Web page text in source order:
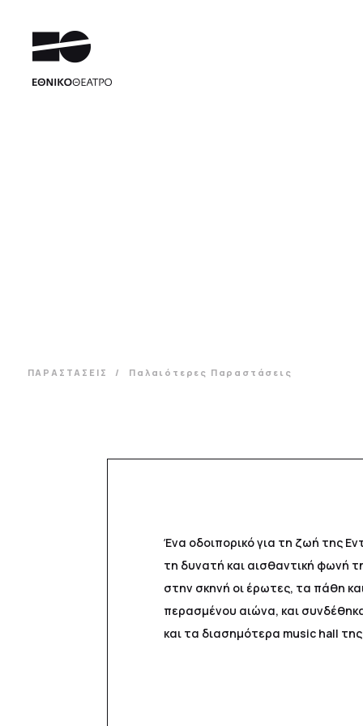
ΠΑΡΑΣΤΑΣΕΙΣ Παλαιότερες Παραστάσεις
Ένα οδοιπορικό για τη ζωή της
τη δυνατή και αισθαντική φωνή
στην σκηνή οι έρωτες, τα πάθη
περασμένου αιώνα, και
και τα διασημότερα music hall